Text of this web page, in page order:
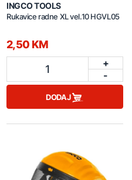
INGCO TOOLS
Rukavice radne XL vel.10 HGVL05
2,50 KM
1
+
-
DODAJ